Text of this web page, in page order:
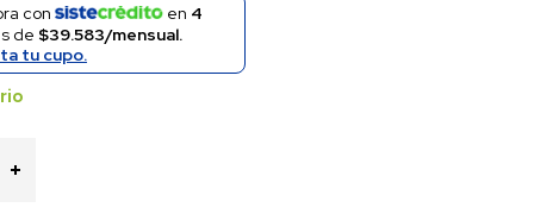
con en 4
de $39.583/mensual.
tu cupo.